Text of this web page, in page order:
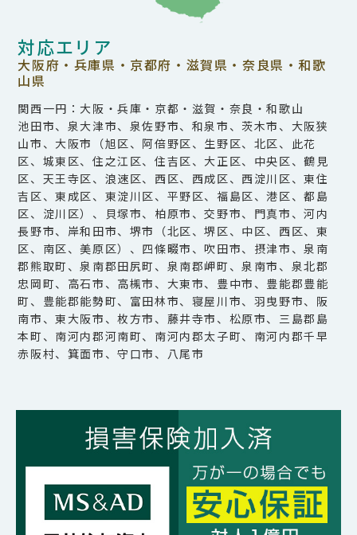
対応エリア
大阪府・兵庫県・京都府・滋賀県・奈良県・和歌
山県
関西一円：大阪・兵庫・京都・滋賀・奈良・和歌山
池田市、泉大津市、泉佐野市、和泉市、茨木市、大阪狭
山市、大阪市（旭区、阿倍野区、生野区、北区、此花
区、城東区、住之江区、住吉区、大正区、中央区、鶴見
区、天王寺区、浪速区、西区、西成区、西淀川区、東住
吉区、東成区、東淀川区、平野区、福島区、港区、都島
区、淀川区）、貝塚市、柏原市、交野市、門真市、河内
長野市、岸和田市、堺市（北区、堺区、中区、西区、東
区、南区、美原区）、四條畷市、吹田市、摂津市、泉南
郡熊取町、泉南郡田尻町、泉南郡岬町、泉南市、泉北郡
忠岡町、高石市、高槻市、大東市、豊中市、豊能郡豊能
町、豊能郡能勢町、富田林市、寝屋川市、羽曳野市、阪
南市、東大阪市、枚方市、藤井寺市、松原市、三島郡島
本町、南河内郡河南町、南河内郡太子町、南河内郡千早
赤阪村、箕面市、守口市、八尾市